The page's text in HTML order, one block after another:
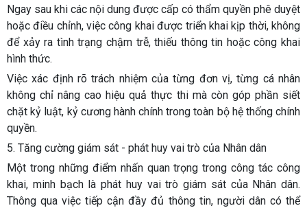
Ngay sau khi các nội dung được cấp có thẩm quyền phê duyệt
hoặc điều chỉnh, việc công khai được triển khai kịp thời, không
để xảy ra tình trạng chậm trễ, thiếu thông tin hoặc công khai
hình thức.
Việc xác định rõ trách nhiệm của từng đơn vị, từng cá nhân
không chỉ nâng cao hiệu quả thực thi mà còn góp phần siết
chặt kỷ luật, kỷ cương hành chính trong toàn bộ hệ thống chính
quyền.
5. Tăng cường giám sát - phát huy vai trò của Nhân dân
Một trong những điểm nhấn quan trọng trong công tác công
khai, minh bạch là phát huy vai trò giám sát của Nhân dân.
Thông qua việc tiếp cận đầy đủ thông tin, người dân có thể